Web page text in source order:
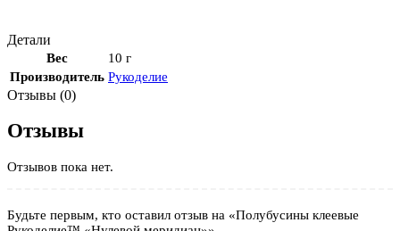
Детали
Вес
10 г
Производитель Рукоделие
Отзывы (0)
Отзывы
Отзывов пока нет.
Будьте первым, кто оставил отзыв на «Полубусины клеевые